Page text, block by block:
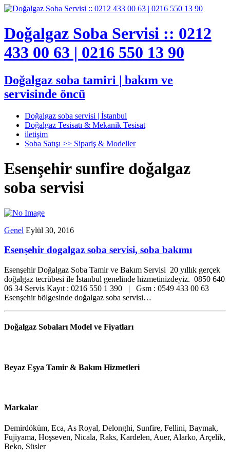
Doğalgaz Soba Servisi :: 0212
433 00 63 | 0216 550 13 90
Doğalgaz soba tamiri | bakım ve
servisinde öncü
Doğalgaz soba servisi | İstanbul
Doğalgaz Tesisatı & Mekanik Tesisat
iletişim
Soba Satışı >> Sipariş & Modeller
Esenşehir sunfire doğalgaz
soba servisi
Genel Eylül 30, 2016
Esenşehir dogalgaz soba servisi, soba bakımı
Esenşehir Doğalgaz Soba Tamir ve Bakım Servisi 20 yıllık gerçek
doğalgaz tecrübesi ile İstanbul genelinde hizmetinizdeyiz. 0850 640
06 34 Servis Kayıt : 0216 550 1 390 | Gsm : 0549 433 00 63
Esenşehir bölgesinde doğalgaz soba servisi…
Doğalgaz Sobaları Model ve Fiyatları
Beyaz Eşya Tamir & Bakım Hizmetleri
Markalar
Demirdöküm, Eca, As Royal, Delonghi, Sunfire, Fellini, Baymak,
Fujiyama, Hoşseven, Nicala, Raks, Kardelen, Auer, Alarko, Arçelik,
Beko, Süsler